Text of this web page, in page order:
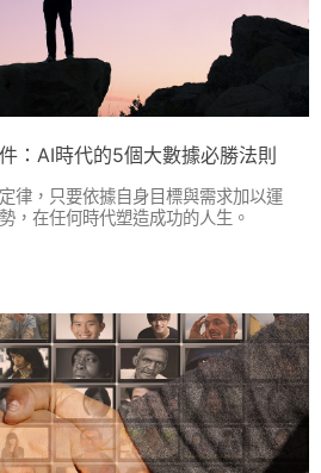
：AI時代的5個大數據必勝法則
律，只要依據自身目標與需求加以運
，在任何時代塑造成功的人生。